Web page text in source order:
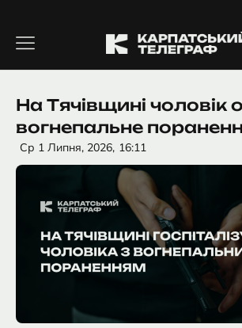
вмісту
На Тячівщині чоловік
вогнепальне
Ср 1 Липня, 2026, 16:11